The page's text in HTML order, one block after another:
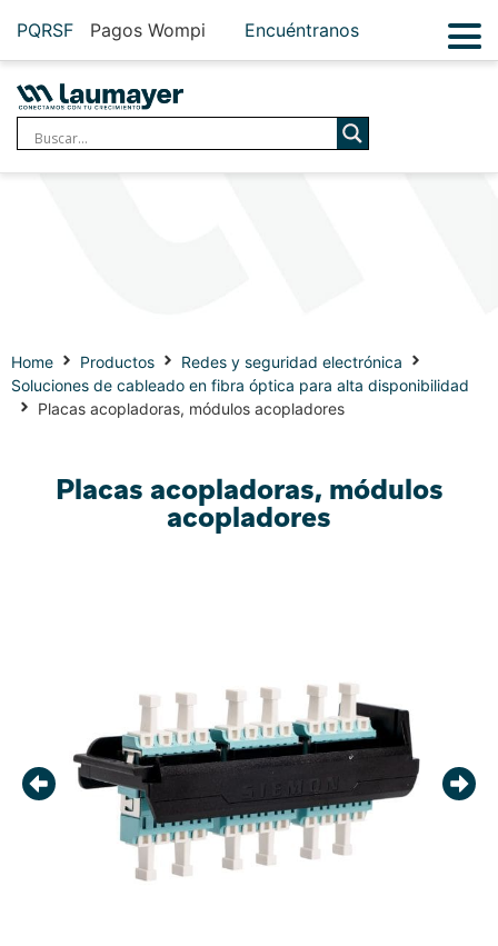
PQRSF Pagos Wompi Encuéntranos
Home Productos
Redes y seguridad electrónica
Soluciones de cableado en fibra óptica para alta disponibilidad
Placas acopladoras, módulos acopladores
Placas acopladoras, módulos
acopladores